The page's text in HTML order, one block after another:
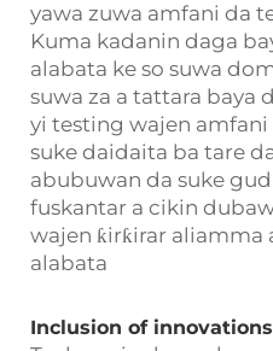
yawa zuwa amfani da
Kuma kadanin daga
alabata ke so suwa
suwa za a tattara baya
yi testing wajen amfani
suke daidaita ba tare
abubuwan da suke
fuskantar a cikin
wajen ƙirƙirar aliamma
alabata
Inclusion of innovations